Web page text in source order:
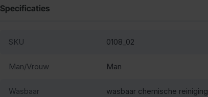
Specificaties
SKU 0108_02
Man/Vrouw Man
Wasbaar wasbaar chemische reiniging